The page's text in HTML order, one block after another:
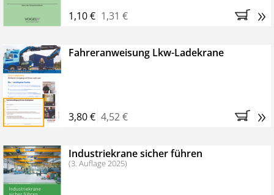
1,10 € 1,31 € »
Fahreranweisung Lkw-Ladekrane
3,80 € 4,52 € »
Industriekrane sicher führen
(3. Auflage 2025)